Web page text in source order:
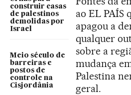
construir casas
de palestinos
demolidas por
Israel
Meio século de
barreiras e
postos de
controle na
Cisjordânia
ao EL PAÍS
apagou a
qualquer
sobre a
mudança
Palestina
geral.